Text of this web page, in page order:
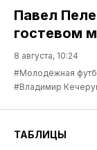
Павел
гостевом
8 августа, 10:24
#Молодёжная
#Владимир
ТАБЛИЦЫ